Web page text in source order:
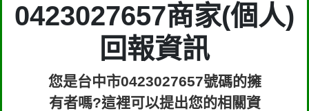
0423027657商家(個人)
回報資訊
您是台中市0423027657號碼的擁
有者嗎?這裡可以提出您的相關資